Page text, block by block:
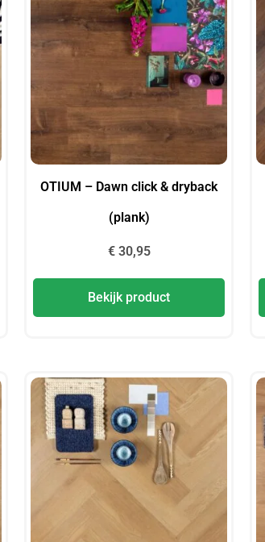
OTIUM – Dawn click & dryback
(plank)
€30,95
Bekijk product